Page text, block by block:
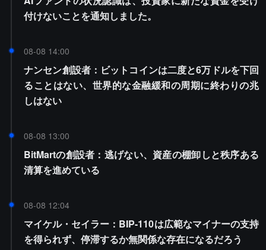
付けないことを通知しました。
08-08 14:00
ナンセン創設者：ビットコインは二度と6万ドルを下回
ることはない、世界的な金融緩和の周期に終わりの兆
しはない
08-08 13:00
BitMartの創設者：逃げない、資産の棚卸しと秩序ある
清算を進めている
08-08 12:04
マイケル・セイラー：BIP-110は広範なマイナーの支持
を得られず、停滞するか無関係な存在になるだろう